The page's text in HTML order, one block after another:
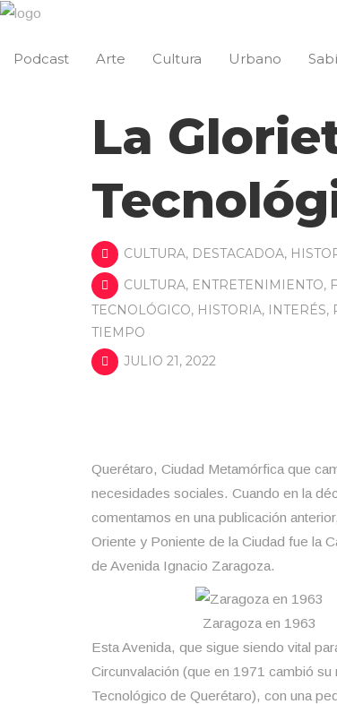
Podcast Arte Cultura Urbano
La
CULTURA, DESTACADOA,
CULTURA, ENTRETENIMIENTO,
TECNOLÓGICO, HISTORIA, INTERÉS,
TIEMPO
JULIO 21, 2022
Querétaro, Ciudad Metamórfica que
necesidades sociales. Cuando en la
comentamos en una publicación
Oriente y Poniente de la Ciudad fue la
de Avenida Ignacio Zaragoza.
Zaragoza en 1963
Esta Avenida, que sigue siendo vital
Circunvalación (que en 1971 cambió
Tecnológico de Querétaro), con una